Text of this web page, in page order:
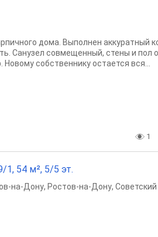
дома. Выполнен аккуратный
Санузел совмещенный, стены и пол
собственнику остается вся...
1
1, 54 м², 5/5 эт.
на-Дону, Ростов-на-Дону, Советский